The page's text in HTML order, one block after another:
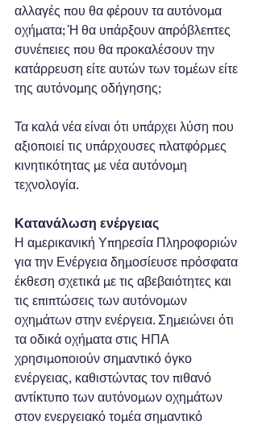
αλλαγές που θα φέρουν τα αυτόνομα
οχήματα; Ή θα υπάρξουν απρόβλεπτες
συνέπειες που θα προκαλέσουν την
κατάρρευση είτε αυτών των τομέων είτε
της αυτόνομης οδήγησης;
Τα καλά νέα είναι ότι υπάρχει λύση που
αξιοποιεί τις υπάρχουσες πλατφόρμες
κινητικότητας με νέα αυτόνομη
τεχνολογία.
Κατανάλωση ενέργειας
Η αμερικανική Υπηρεσία Πληροφοριών
για την Ενέργεια δημοσίευσε πρόσφατα
έκθεση σχετικά με τις αβεβαιότητες και
τις επιπτώσεις των αυτόνομων
οχημάτων στην ενέργεια. Σημειώνει ότι
τα οδικά οχήματα στις ΗΠΑ
χρησιμοποιούν σημαντικό όγκο
ενέργειας, καθιστώντας τον πιθανό
αντίκτυπο των αυτόνομων οχημάτων
στον ενεργειακό τομέα σημαντικό